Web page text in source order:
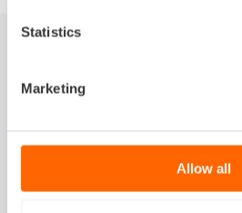
Statistics
Marketing
Allow all